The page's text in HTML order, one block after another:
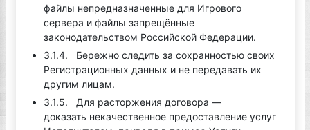
файлы непредназначенные для Игрового
сервера и файлы запрещённые
законодательством Российской Федерации.
3.1.4. Бережно следить за сохранностью своих
Регистрационных данных и не передавать их
другим лицам.
3.1.5. Для расторжения договора —
доказать некачественное предоставление услуг